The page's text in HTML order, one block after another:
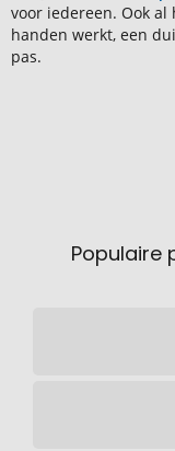
voor iedereen. Ook
handen werkt, een
pas.
Populaire